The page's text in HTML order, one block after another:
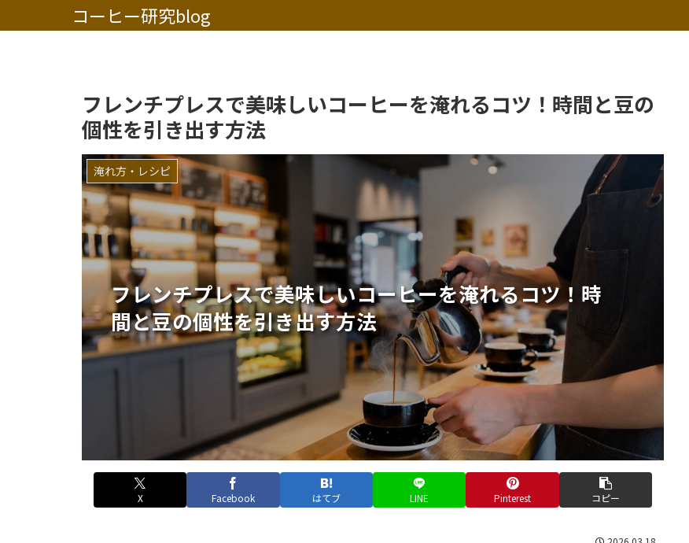
コーヒー研究blog
フレンチプレスで美味しいコーヒーを淹れるコツ！時間と豆の
個性を引き出す方法
フレンチプレスで美味しいコーヒーを淹れるコツ！時
間と豆の個性を引き出す方法
淹れ方・レシピ
X Facebook はてブ LINE Pinterest コピー